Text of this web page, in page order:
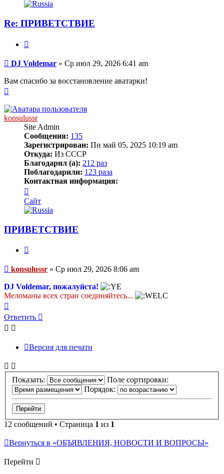
Re: ПРИВЕТСТВИЕ
Сообщение
DJ Voldemar » Ср июл 29, 2026 6:41 am
Вам спасибо за восстановление аватарки!
началу
konsulussr
Site Admin
Сообщения: 135
Зарегистрирован: Пн май 05, 2025 10:19 am
Откуда: Из СССР
Благодарил (а): 212 раз
Поблагодарили: 123 раза
Контактная информация:
информация
пользователя
konsulussr
Сайт
ПРИВЕТСТВИЕ
Сообщение
konsulussr » Ср июл 29, 2026 8:06 am
DJ Voldemar, пожалуйста!
Меломаны всех стран соединяйтесь...
к
началу
Ответить
Версия для печати
Показать:
Поле сортировки:
Порядок:
12 сообщений • Страница 1 из 1
Вернуться в «ОБЪЯВЛЕНИЯ, НОВОСТИ И ВОПРОСЫ»
Перейти